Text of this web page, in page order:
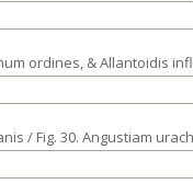
ordines, & Allantoidis
/ Fig. 30. Angustiam